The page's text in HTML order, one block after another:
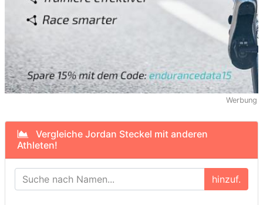
Werbung
Vergleiche Jordan Steckel mit anderen
Athleten!
hinzuf.